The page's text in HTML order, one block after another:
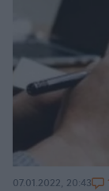
07.01.2022, 20:43